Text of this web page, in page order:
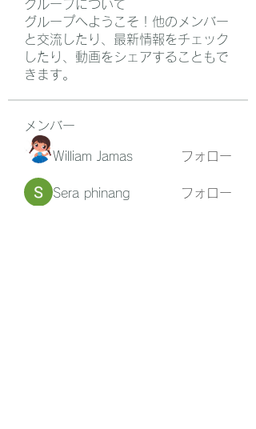
グループについて
グループへようこそ！他のメンバー
と交流したり、最新情報をチェック
したり、動画をシェアすることもで
きます。
メンバー
William Jamas フォロー
Sera phinang フォロー